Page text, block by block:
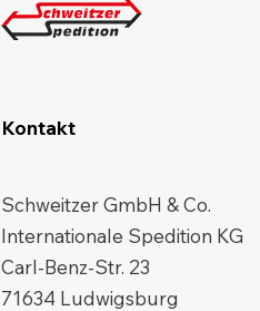
Kontakt
Schweitzer GmbH & Co.
Internationale Spedition KG
Carl-Benz-Str. 23
71634 Ludwigsburg